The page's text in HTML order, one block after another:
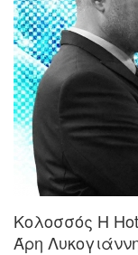
Κολοσσός H
Άρη